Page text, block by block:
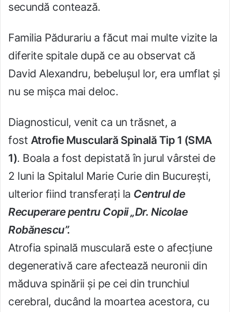
secundă contează.
Familia Pădurariu a făcut mai multe vizite la
diferite spitale după ce au observat că
David Alexandru, bebelușul lor, era umflat și
nu se mișca mai deloc.
Diagnosticul, venit ca un trăsnet, a
fost Atrofie Musculară Spinală Tip 1 (SMA
1). Boala a fost depistată în jurul vârstei de
2 luni la Spitalul Marie Curie din București,
ulterior fiind transferați la Centrul de
Recuperare pentru Copii „Dr. Nicolae
Robănescu”.
Atrofia spinală musculară este o afecțiune
degenerativă care afectează neuronii din
măduva spinării și pe cei din trunchiul
cerebral, ducând la moartea acestora, cu